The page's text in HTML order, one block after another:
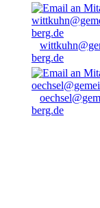
berg.de
berg.de